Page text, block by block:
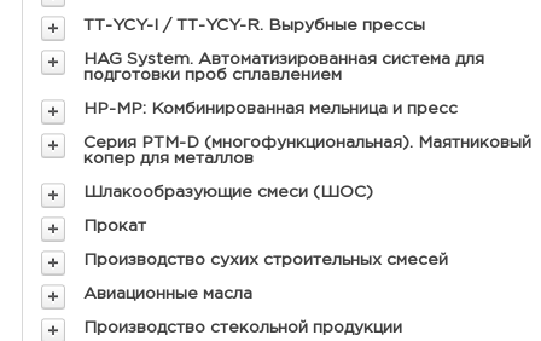
ТТ-YCY-I / ТТ-YCY-R. Вырубные прессы
HAG System. Автоматизированная система для
подготовки проб сплавлением
HP-MP: Комбинированная мельница и пресс
Серия РТМ-D (многофункциональная). Маятниковый
копер для металлов
Шлакообразующие смеси (ШОС)
Прокат
Производство сухих строительных смесей
Авиационные масла
Производство стекольной продукции